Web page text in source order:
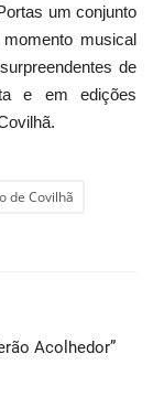
um conjunto
musical
de
e em edições
de Covilhã
Acolhedor”